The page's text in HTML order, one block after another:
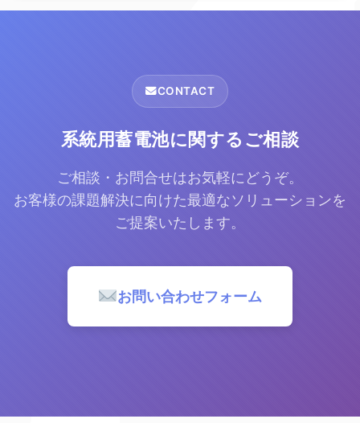
CONTACT
系統用蓄電池に関するご相談
ご相談・お問合せはお気軽にどうぞ。
お客様の課題解決に向けた最適なソリューションを
ご提案いたします。
お問い合わせフォーム